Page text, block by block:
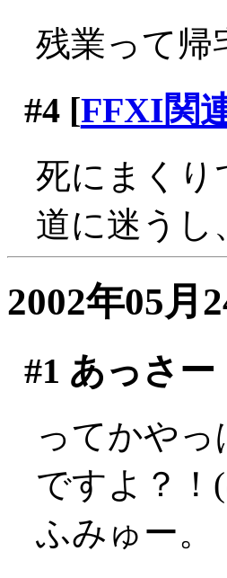
残業って帰
#4[FFXI関
死にまくり
道に迷うし
2002年05月
#1 あっさー
ってかや
ですよ？！
ふみゅー。